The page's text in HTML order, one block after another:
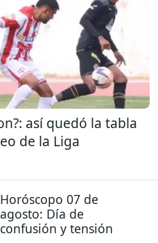
así quedó la tabla
de la Liga
Horóscopo 07 de
agosto: Día de
confusión y tensión